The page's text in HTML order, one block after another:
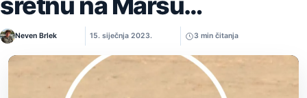
Neven Brlek 15. siječnja 2023. 3 min čitanja